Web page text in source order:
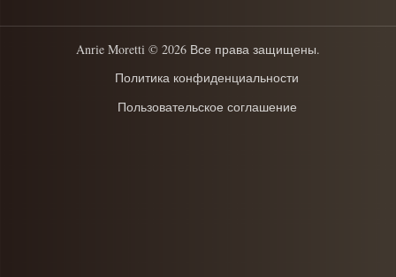
Anrie Moretti © 2026 Все права защищены.
Политика конфиденциальности
Пользовательское соглашение